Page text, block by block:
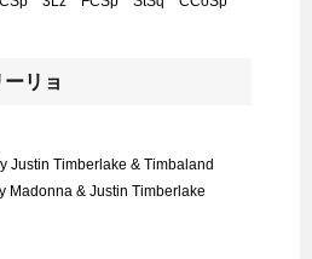
ーリョ
Justin Timberlake & Timbaland
Madonna & Justin Timberlake